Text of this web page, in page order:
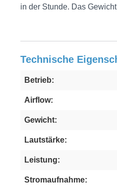
in der Stunde. Das
Technische
Betrieb:
Airflow:
Gewicht:
Lautstärke:
Leistung:
Stromaufnahme: